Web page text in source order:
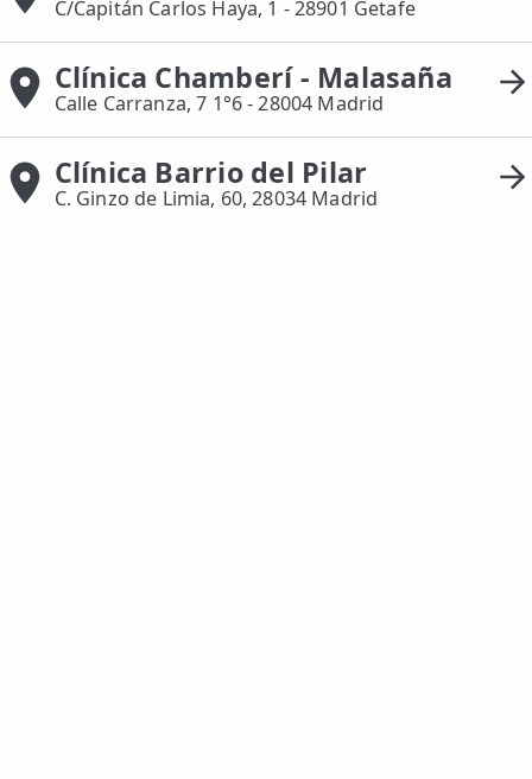
C/Capitán Carlos Haya, 1 - 28901 Getafe
Clínica Chamberí - Malasaña
Calle Carranza, 7 1°6 - 28004 Madrid
Clínica Barrio del Pilar
C. Ginzo de Limia, 60, 28034 Madrid